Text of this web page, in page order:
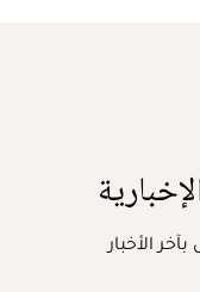
الأخبار